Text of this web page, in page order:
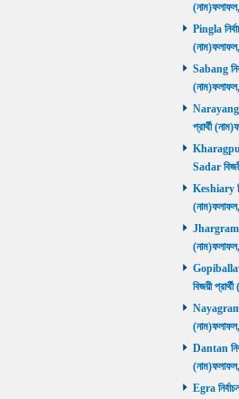
Pingla
Sabang
প্রার্থী
Kharagpur
Sadar
Keshiary
Jhargram
বিজয়ী
Nayagram
Dantan
Egra